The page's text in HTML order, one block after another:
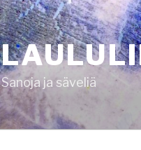
Sanoja ja säveliä